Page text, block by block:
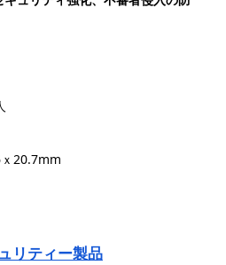
20.7mm
リティー製品